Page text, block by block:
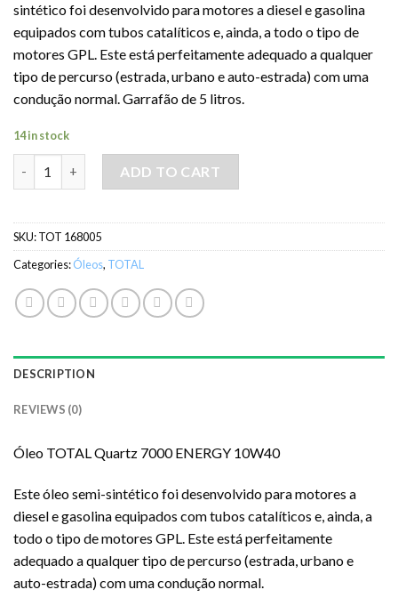
sintético foi desenvolvido para motores a diesel e gasolina
equipados com tubos catalíticos e, ainda, a todo o tipo de
motores GPL. Este está perfeitamente adequado a qualquer
tipo de percurso (estrada, urbano e auto-estrada) com uma
condução normal. Garrafão de 5 litros.
14 in stock
ADD TO CART
SKU:TOT 168005
Categories:Óleos, TOTAL
DESCRIPTION
REVIEWS (0)
Óleo TOTAL Quartz 7000 ENERGY 10W40
Este óleo semi-sintético foi desenvolvido para motores a
diesel e gasolina equipados com tubos catalíticos e, ainda, a
todo o tipo de motores GPL. Este está perfeitamente
adequado a qualquer tipo de percurso (estrada, urbano e
auto-estrada) com uma condução normal.